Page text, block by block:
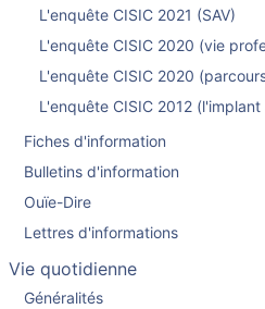
L'enquête CISIC 2021 (SAV)
L'enquête CISIC 2020 (vie
L'enquête CISIC 2020
L'enquête CISIC 2012
Fiches d'information
Bulletins d'information
Ouïe-Dire
Lettres d'informations
Vie quotidienne
Généralités